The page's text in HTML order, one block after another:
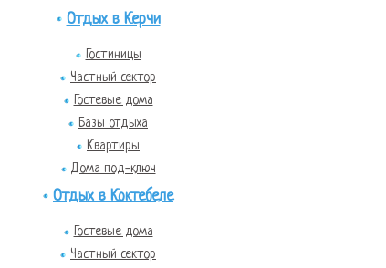
Отдых в Керчи
Гостиницы
Частный сектор
Гостевые дома
Базы отдыха
Квартиры
Дома под-ключ
Отдых в Коктебеле
Гостевые дома
Частный сектор